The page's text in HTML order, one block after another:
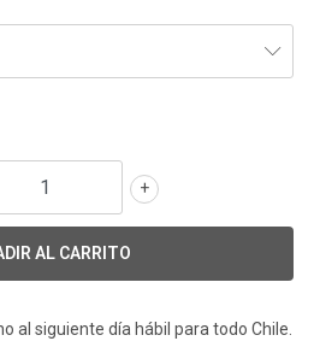
+
al siguiente día hábil para todo Chile.